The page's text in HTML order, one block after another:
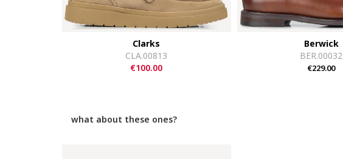
Clarks
CLA.00813
€100.00
Berwick
BER.00032
€229.00
what about these ones?